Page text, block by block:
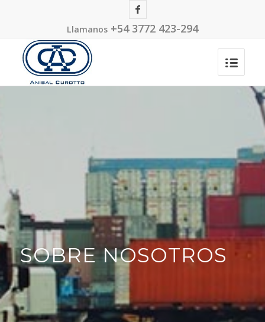
Llamanos+54 3772 423-294
SOBRE NOSOTROS